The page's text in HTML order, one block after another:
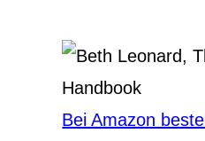
Bei Amazon